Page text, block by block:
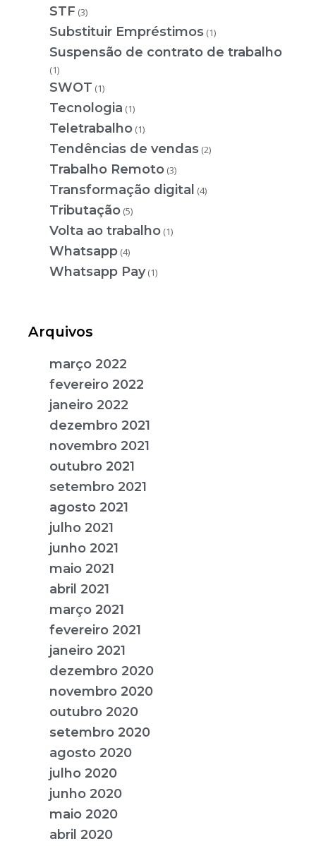
STF (3)
Substituir Empréstimos (1)
Suspensão de contrato de trabalho
(1)
SWOT (1)
Tecnologia (1)
Teletrabalho (1)
Tendências de vendas (2)
Trabalho Remoto (3)
Transformação digital (4)
Tributação (5)
Volta ao trabalho (1)
Whatsapp (4)
Whatsapp Pay (1)
Arquivos
março 2022
fevereiro 2022
janeiro 2022
dezembro 2021
novembro 2021
outubro 2021
setembro 2021
agosto 2021
julho 2021
junho 2021
maio 2021
abril 2021
março 2021
fevereiro 2021
janeiro 2021
dezembro 2020
novembro 2020
outubro 2020
setembro 2020
agosto 2020
julho 2020
junho 2020
maio 2020
abril 2020